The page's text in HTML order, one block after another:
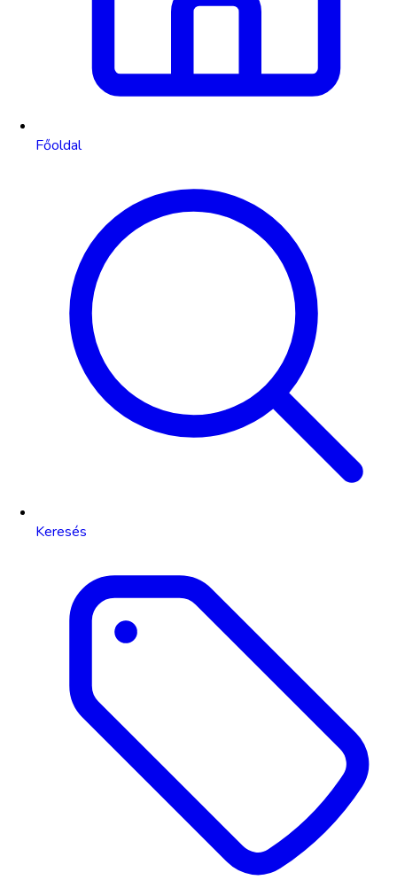
Főoldal
Keresés